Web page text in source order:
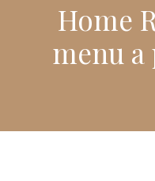
Home
menu a